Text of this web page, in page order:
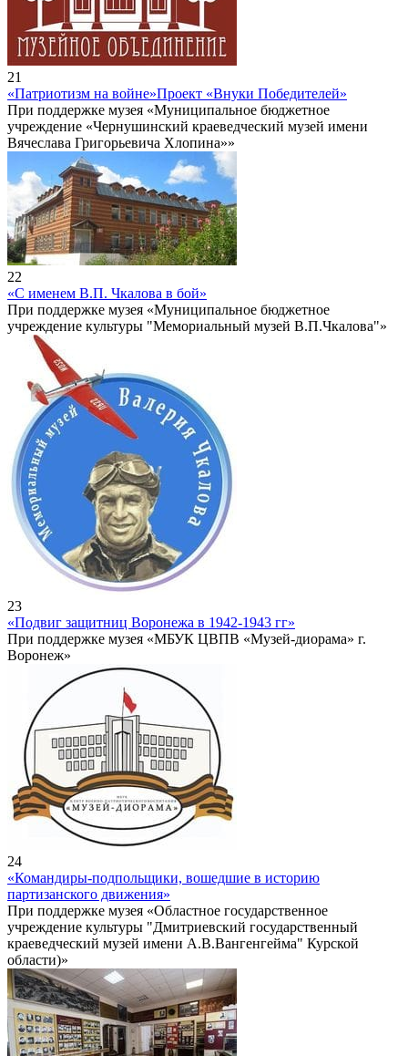
21
«Патриотизм на войне»Проект «Внуки Победителей»
При поддержке музея «Муниципальное бюджетное
учреждение «Чернушинский краеведческий музей имени
Вячеслава Григорьевича Хлопина»»
22
«С именем В.П. Чкалова в бой»
При поддержке музея «Муниципальное бюджетное
учреждение культуры "Мемориальный музей В.П.Чкалова"»
23
«Подвиг защитниц Воронежа в 1942-1943 гг»
При поддержке музея «МБУК ЦВПВ «Музей-диорама» г.
Воронеж»
24
«Командиры-подпольщики, вошедшие в историю
партизанского движения»
При поддержке музея «Областное государственное
учреждение культуры "Дмитриевский государственный
краеведческий музей имени А.В.Вангенгейма" Курской
области)»